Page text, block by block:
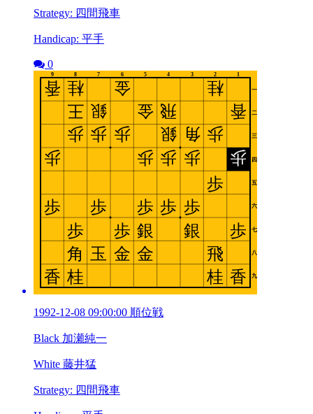
Strategy: 四間飛車
Handicap: 平手
0
1992-12-08 09:00:00 順位戦
Black 加瀬純一
White 藤井猛
Strategy: 四間飛車